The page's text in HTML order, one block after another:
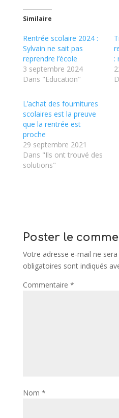
Similaire
Rentrée scolaire 2024 :
Sylvain ne sait pas
reprendre l’école
3 septembre 2024
Dans "Education"
:
L’achat des fournitures
scolaires est la preuve
que la rentrée est
proche
29 septembre 2021
Dans "Ils ont trouvé des
solutions"
Poster le
Votre adresse e-mail ne sera
obligatoires sont indiqués
Commentaire *
Nom *